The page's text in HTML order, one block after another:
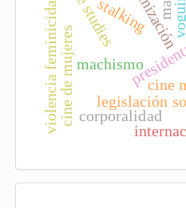
stalking
cine
legislación
machismo
cine de mujeres
violencia feminicida corporalidad